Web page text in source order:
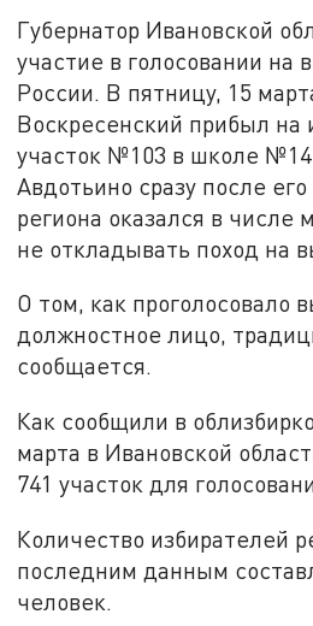
Губернатор Ивановской
участие в голосовании на
России. В пятницу, 15
Воскресенский прибыл на
участок №103 в школе
Авдотьино сразу после
региона оказался в числе
не откладывать поход на
О том, как проголосовало
должностное лицо,
сообщается.
Как сообщили в
марта в Ивановской
741 участок для
Количество избирателей
последним данным
человек.